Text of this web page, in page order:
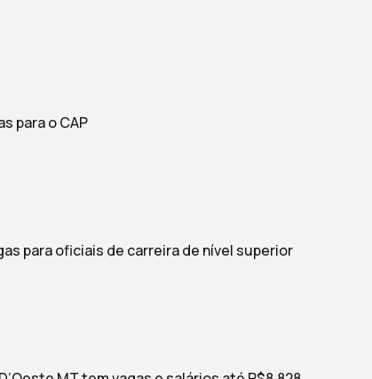
para o CAP
para oficiais de carreira de nível superior